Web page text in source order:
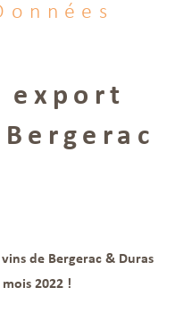
export
de Bergerac & Duras
2022 !